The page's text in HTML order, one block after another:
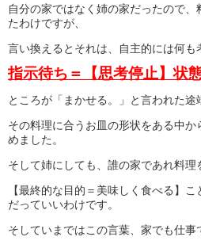
自分の家ではなく姉の家だったので
たわけですが、
言い換えるとそれは、自主的には何も
指示待ち＝【思考停止】状
ところが「まかせる。」と言われた途
その料理に合うお皿の形状をある中
めました。
そして姉にしても、誰の家であれ料理
【最終的な目的＝美味しく食べる】
だっていいわけです。
そしていまではこの言葉、家でも仕事